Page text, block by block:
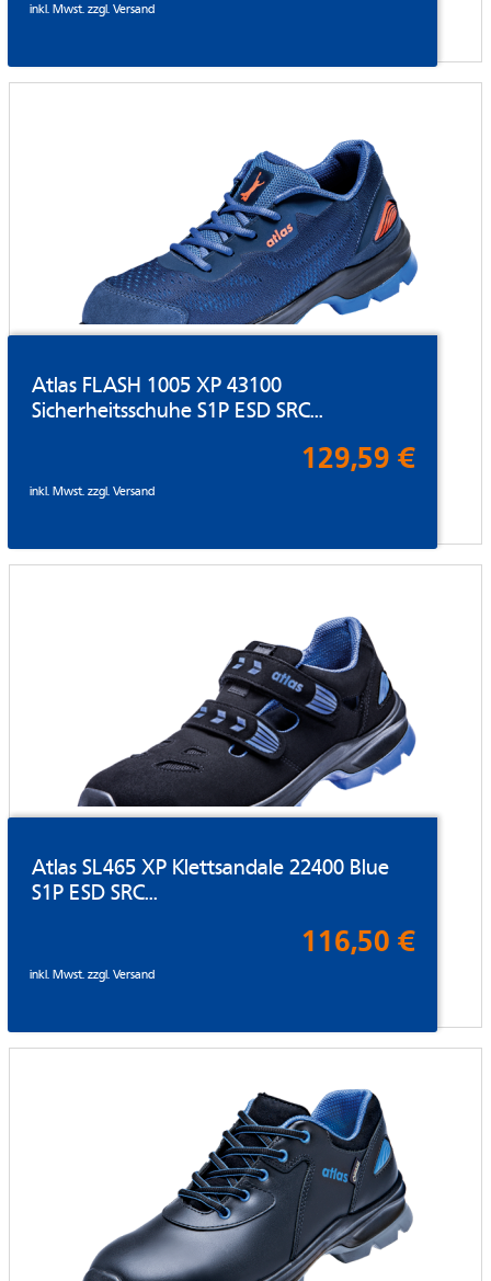
inkl. Mwst. zzgl.Versand
Atlas FLASH 1005 XP 43100
Sicherheitsschuhe S1P ESD SRC...
129,59 €
inkl. Mwst. zzgl.Versand
Atlas SL465 XP Klettsandale 22400 Blue
S1P ESD SRC...
116,50 €
inkl. Mwst. zzgl.Versand